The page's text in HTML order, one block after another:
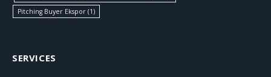
Pitching Buyer Ekspor (1)
SERVICES